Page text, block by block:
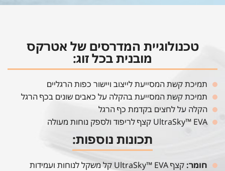
טכנולוגיית המדרסים של אטרקס
מובנית בכל זוג:
תמיכת קשת המסייעת לייצוב ויישור כפות הרגליים
תמיכת קשת המסייעת בהקלה על כאבים שונים בכף הרגל
הקלה על לחצים בקדמת כף הרגל
UltraSky™ EVA קצף לריפוד ולספק נוחות מעולה
תכונות נוספות:
חומר: קצף UltraSky™ EVA קל משקל לנוחות ועמידות